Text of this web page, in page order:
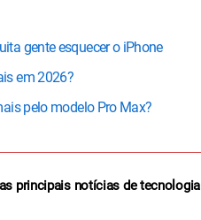
gente esquecer o iPhone
em 2026?
pelo modelo Pro Max?
principais notícias de tecnologia